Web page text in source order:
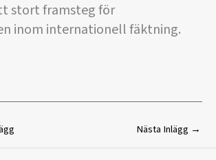
stort framsteg för
inom internationell fäktning.
Nästa Inlägg →